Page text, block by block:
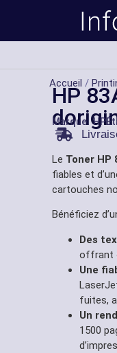
Accueil /
HP
Marque:HP
Le Toner HP
fiables et
cartouches
Bénéficiez
Des
offrant
Une
fuites,
Un
1500